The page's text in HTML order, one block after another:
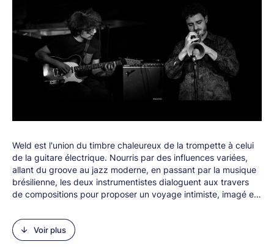
Weld est l'union du timbre chaleureux de la trompette à celui
de la guitare électrique. Nourris par des influences variées,
allant du groove au jazz moderne, en passant par la musique
brésilienne, les deux instrumentistes dialoguent aux travers
de compositions pour proposer un voyage intimiste, imagé et
d'accompagnateur pour explorer de manière original toutes
les possibilités de cette petite formation.
Voir plus